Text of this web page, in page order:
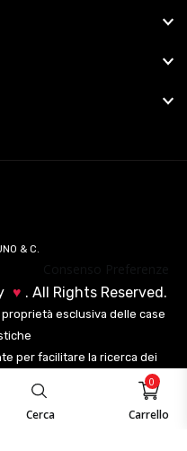
Cerca Carrello
0
& C.
♥ . All Rights Reserved.
esclusiva delle case
per facilitare la ricerca dei